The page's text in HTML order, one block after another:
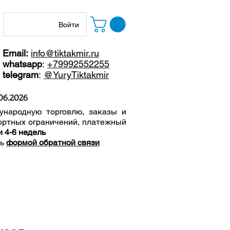
Войти
Email: info@tiktakmir.ru
whatsapp: +79992552255
telegram: @YuryTiktakmir
.2026
торговлю, заказы и
ограничений, платежный
4-6 недель
формой обратной связи